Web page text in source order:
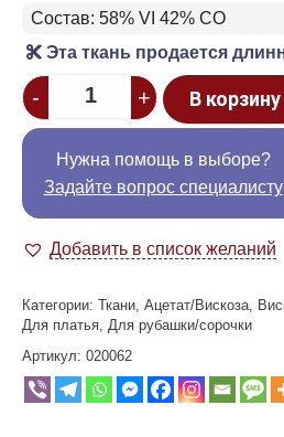
Состав: 58% VI 42% CO
Эта ткань продается
Quantity
- + В корзину
Нужна помощь в выборе?
Задайте вопрос специалисту
Добавить в список желаний
Категории: Ткани Ацетат/Вискоза
Для платья Для рубашки/сорочки
Артикул: 020062